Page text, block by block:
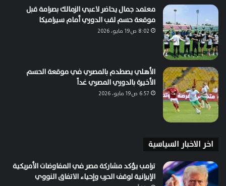
معتمد جمال يحاضر لاعبي الزمالك بصرامة قبل
موقعة حسم لقب الدوري أمام سيراميكا
8:02 ص19 مايو، 2026
الأهلي يصطدم بالمصري في موقعة الحسم
الأخيرة بالدوري المصري غداً
6:57 ص19 مايو، 2026
اخر الاخبار السياسية
ترامب يؤكد مشاركة مصر في المفاوضات الأمريكية
الإيرانية لوقف الحرب وإحياء الاتفاق النووي